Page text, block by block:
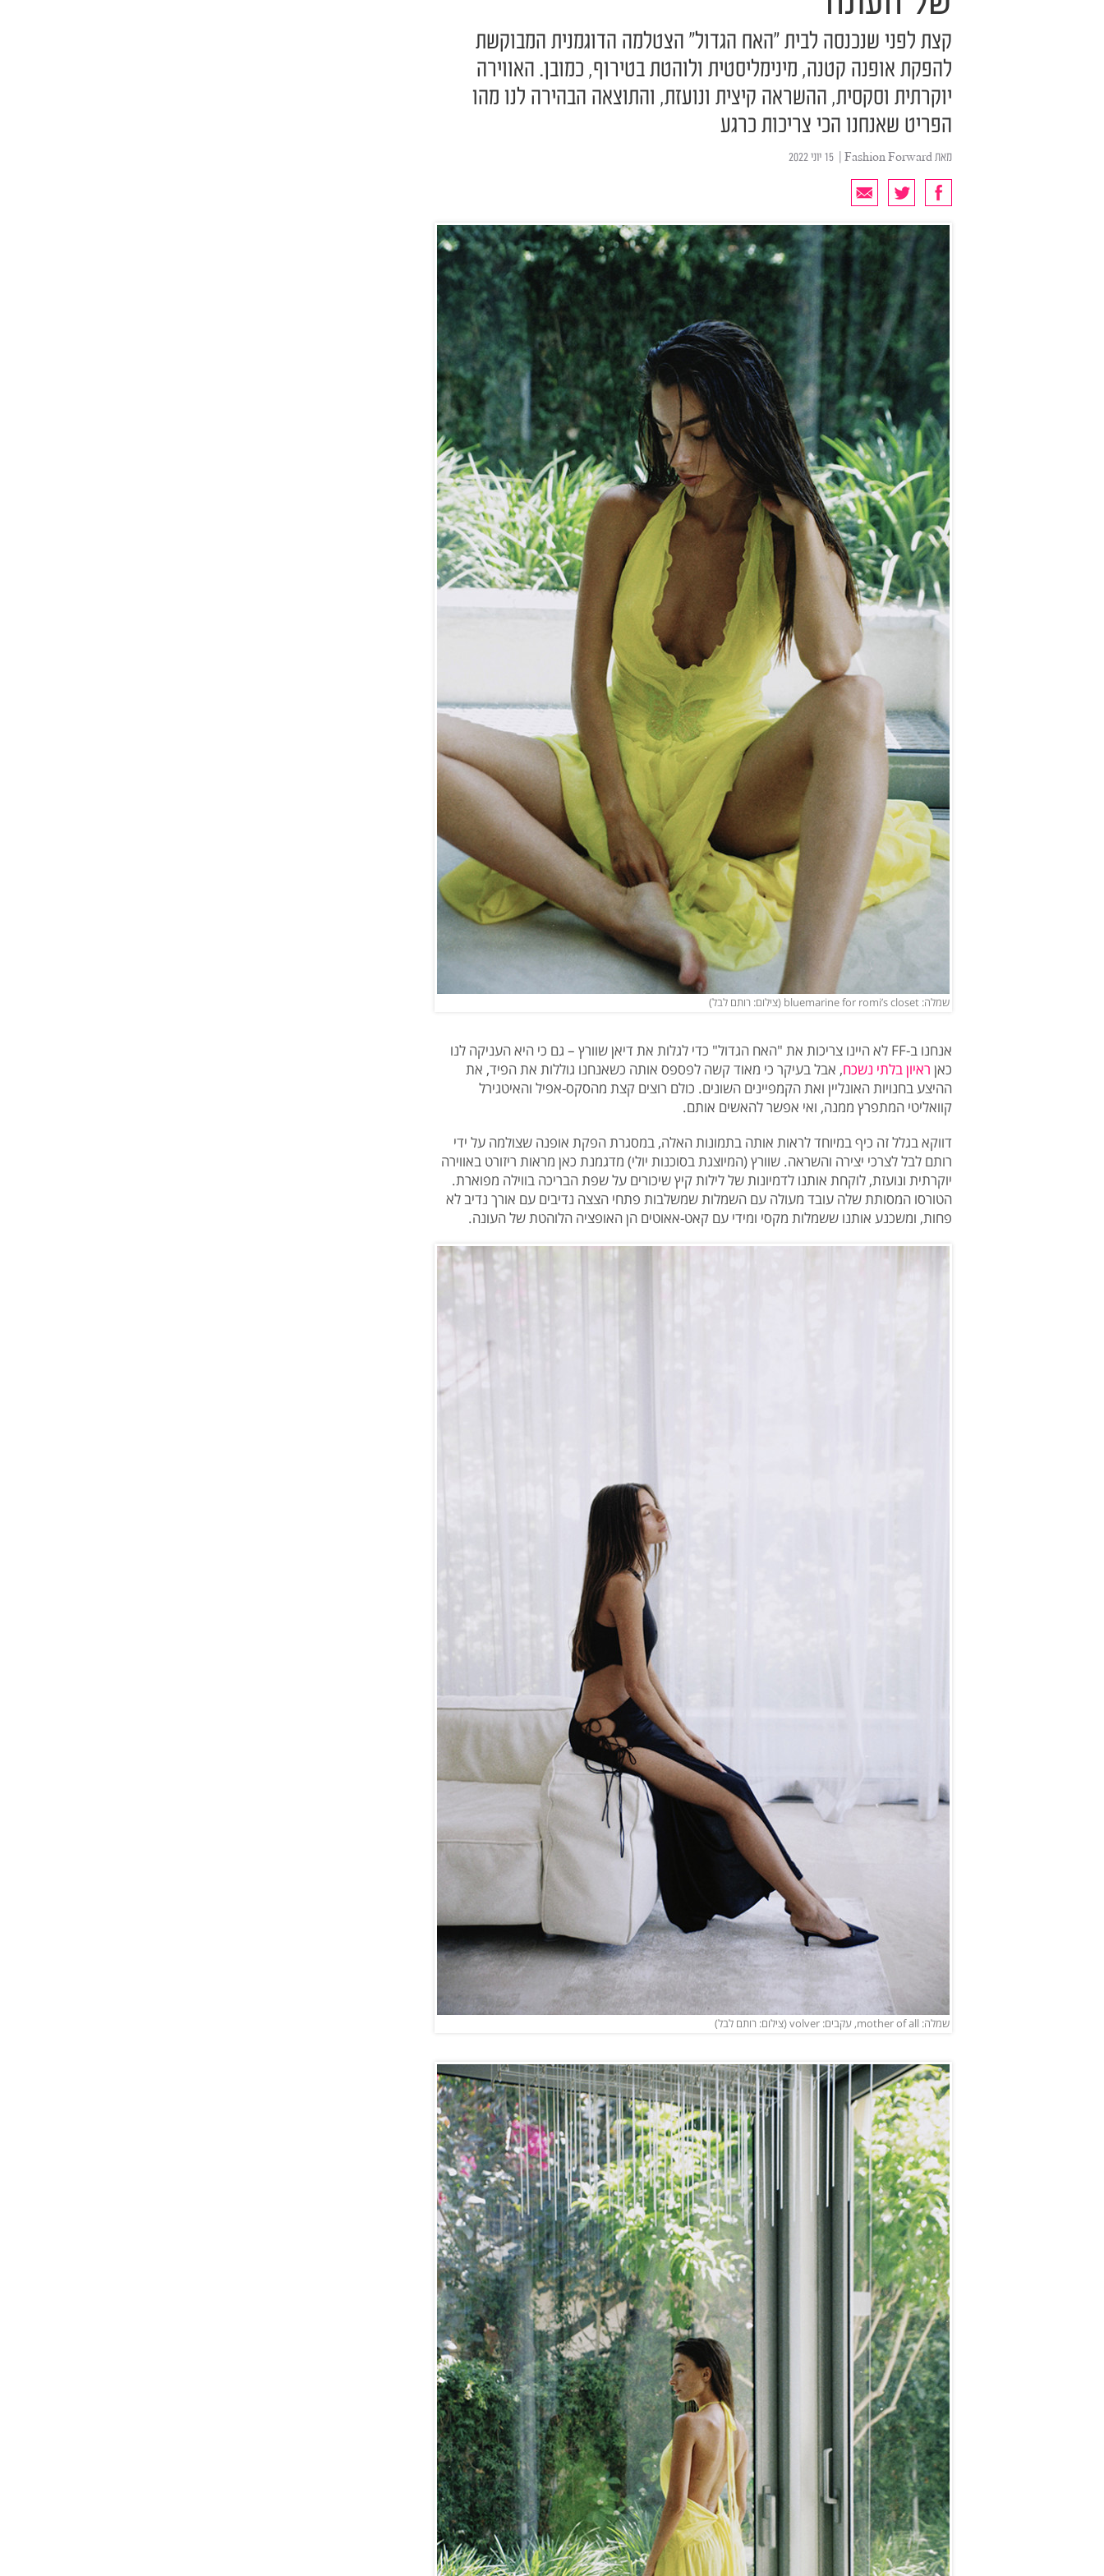
קצת לפני שנכנסה לבית "האח הגדול" הצטלמה הדוגמנית המבוקשת
להפקת אופנה קטנה, מינימליסטית ולוהטת בטירוף, כמובן. האווירה
יוקרתית וסקסית, ההשראה קיצית ונועזת, והתוצאה הבהירה לנו מהו
הפריט שאנחנו הכי צריכות כרגע
מאתFashion Forward
שמלה: bluemarine for romi’s closet (צילום: רותם לבל)
אנחנו ב-FF לא היינו צריכות את "האח הגדול" כדי לגלות את דיאן שוורץ – גם כי היא העניקה לנו
כאן ראיון בלתי נשכח, אבל בעיקר כי מאוד קשה לפספס אותה כשאנחנו גוללות את הפיד, את
ההיצע בחנויות האונליין ואת הקמפיינים השונים. כולם רוצים קצת מהסקס-אפיל והאיטגירל
קוואליטי המתפרץ ממנה, ואי אפשר להאשים אותם.
דווקא בגלל זה כיף במיוחד לראות אותה בתמונות האלה, במסגרת הפקת אופנה שצולמה על ידי
רותם לבל לצרכי יצירה והשראה. שוורץ (המיוצגת בסוכנות יולי) מדגמנת כאן מראות ריזורט באווירה
יוקרתית ונועזת, לוקחת אותנו לדמיונות של לילות קיץ שיכורים על שפת הבריכה בווילה מפוארת.
הטורסו המסותת שלה עובד מעולה עם השמלות שמשלבות פתחי הצצה נדיבים עם אורך נדיב לא
פחות, ומשכנע אותנו ששמלות מקסי ומידי עם קאט-אאוטים הן האופציה הלוהטת של העונה.
שמלה: mother of all, עקבים: volver (צילום: רותם לבל)